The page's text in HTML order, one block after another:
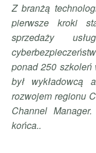
Z branżą
pierwsze kroki
sprzedaży
ponad 250 szkoleń
był wykładowcą
rozwojem regionu
Channel
końca..